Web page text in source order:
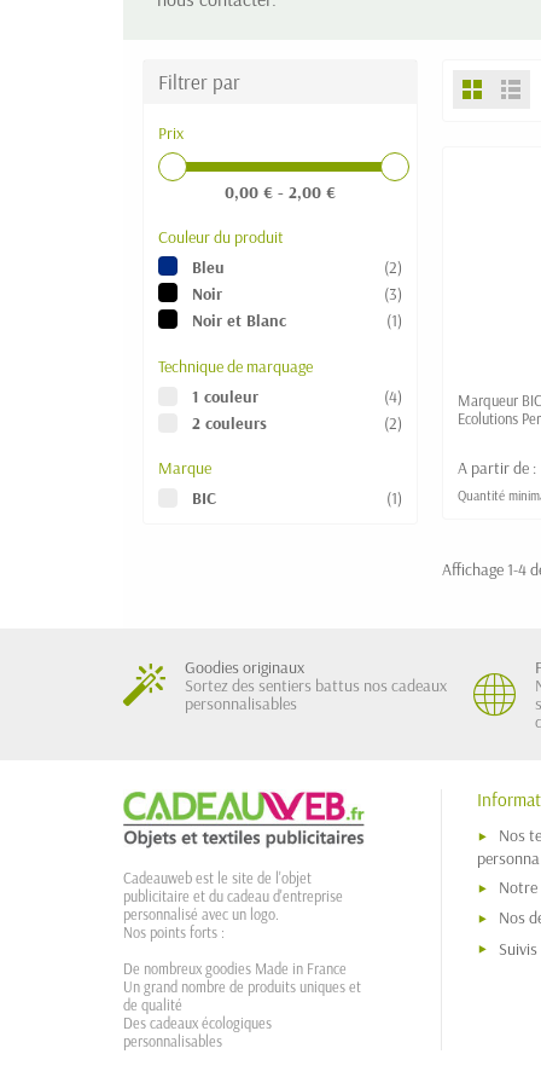
Filtrer par
Prix
0,00 € - 2,00 €
Couleur du produit
Bleu
(2)
Noir
(3)
Noir et Blanc
(1)
Technique de marquage
1 couleur
(4)
2 couleurs
(2)
Marque
BIC
(1)
Marqueur
Ecolutions
A partir de :
Quantité
Affichage 1-4
Goodies originaux
Sortez des sentiers battus nos cadeaux
personnalisables
Cadeauweb est le site de l'objet
publicitaire et du cadeau d'entreprise
personnalisé avec un logo.
Nos points forts :
De nombreux goodies Made in France
Un grand nombre de produits uniques et
de qualité
Des cadeaux écologiques
personnalisables
Nos
Notre
Nos